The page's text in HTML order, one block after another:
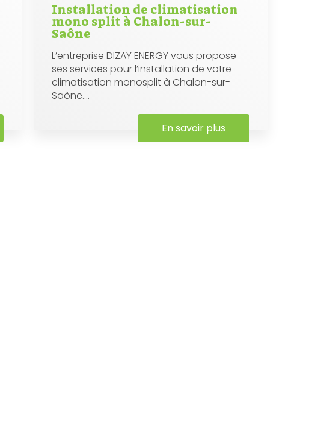
Installation de climatisation
mono split à Chalon-sur-
Saône
L’entreprise DIZAY ENERGY vous propose
ses services pour l’installation de votre
climatisation monosplit à Chalon-sur-
Saône....
En savoir plus